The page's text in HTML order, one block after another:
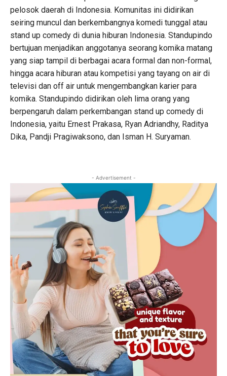
pelosok daerah di Indonesia. Komunitas ini didirikan
seiring muncul dan berkembangnya komedi tunggal atau
stand up comedy di dunia hiburan Indonesia. Standupindo
bertujuan menjadikan anggotanya seorang komika matang
yang siap tampil di berbagai acara formal dan non-formal,
hingga acara hiburan atau kompetisi yang tayang on air di
televisi dan off air untuk mengembangkan karier para
komika. Standupindo didirikan oleh lima orang yang
berpengaruh dalam perkembangan stand up comedy di
Indonesia, yaitu Ernest Prakasa, Ryan Adriandhy, Raditya
Dika, Pandji Pragiwaksono, dan Isman H. Suryaman.
- Advertisement -